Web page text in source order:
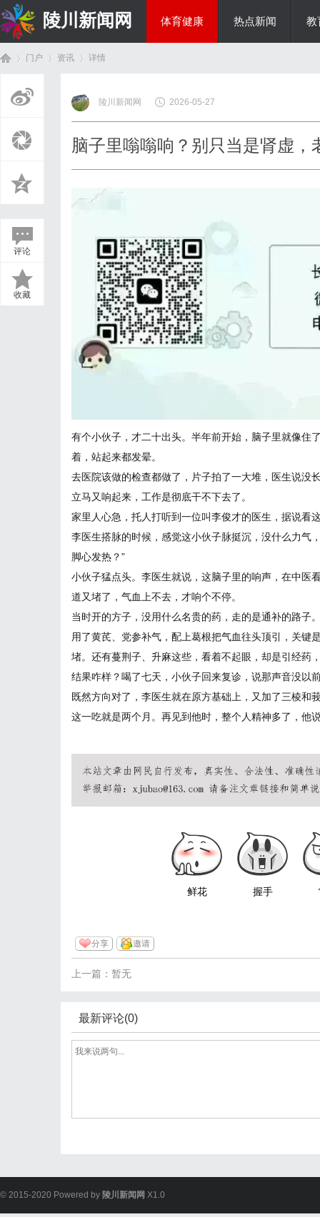
陵川新闻网 体育健康 热点新闻 教
门户 资讯
›
详情
评论
收藏
陵川新闻网 2026-05-27
脑子里嗡嗡响？别只当是肾虚，
有个小伙子，才二十出头。半年前开始，脑子里就像住
着，站起来都发晕。
去医院该做的检查都做了，片子拍了一大堆，医生说没
立马又响起来，工作是彻底干不下去了。
家里人心急，托人打听到一位叫李俊才的医生，据说看
李医生搭脉的时候，感觉这小伙子脉挺沉，没什么力气
脚心发热？”
小伙子猛点头。李医生就说，这脑子里的响声，在中医
道又堵了，气血上不去，才响个不停。
当时开的方子，没用什么名贵的药，走的是通补的路子
用了黄芪、党参补气，配上葛根把气血往头顶引，关键
堵。还有蔓荆子、升麻这些，看着不起眼，却是引经药
结果咋样？喝了七天，小伙子回来复诊，说那声音没以
既然方向对了，李医生就在原方基础上，又加了三棱和
这一吃就是两个月。再见到他时，整个人精神多了，他
鲜花 握手
分享 邀请
上一篇：暂无
最新评论(0)
© 2015-2020 Powered by 陵川新闻网 X1.0